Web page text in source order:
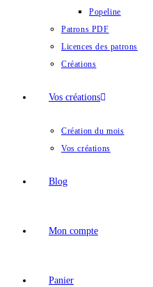
Popeline
Patrons PDF
Licences des patrons
Créations
Vos créations
Création du mois
Vos créations
Blog
Mon compte
Panier